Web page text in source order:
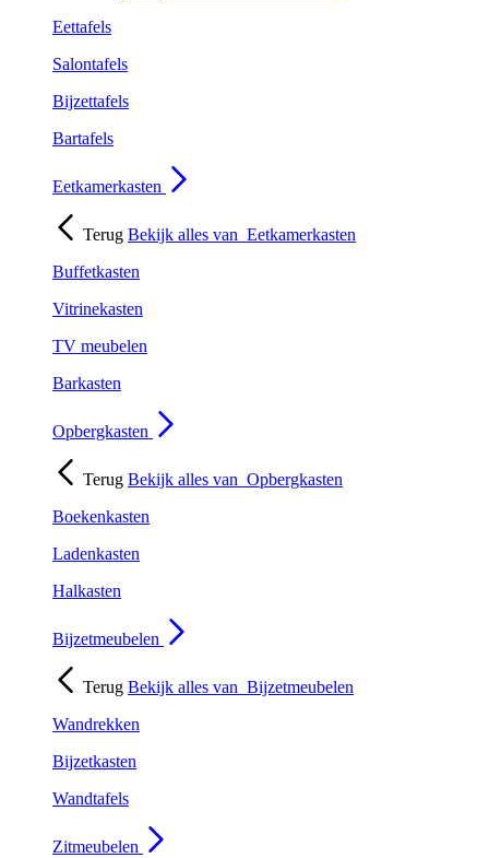
Eettafels
Salontafels
Bijzettafels
Bartafels
Eetkamerkasten
Terug Bekijk alles van Eetkamerkasten
Buffetkasten
Vitrinekasten
TV meubelen
Barkasten
Opbergkasten
Terug Bekijk alles van Opbergkasten
Boekenkasten
Ladenkasten
Halkasten
Bijzetmeubelen
Terug Bekijk alles van Bijzetmeubelen
Wandrekken
Bijzetkasten
Wandtafels
Zitmeubelen